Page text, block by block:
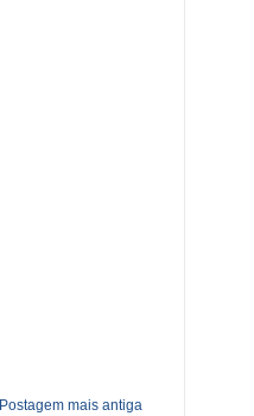
Postagem mais antiga